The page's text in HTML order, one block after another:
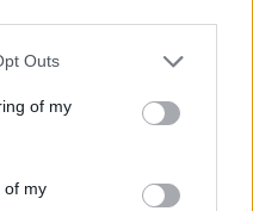
uses one or more Google
You may click to
its third-party tags to
in below Google
Outs
of my
of my
24 ÓRA TOVÁBBI HÍREI